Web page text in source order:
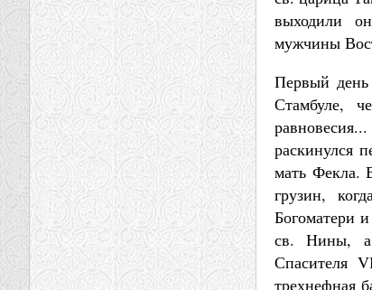
выходили
мужчины
Первый
Стамбуле,
раскинулся
мать Фекла.
грузин,
Богоматери
св. Нины, а
Спасителя
трехнефная